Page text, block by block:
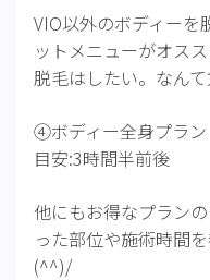
VIO以外のボディーを
ットメニューがオス
脱毛はしたい。なんて
④ボディー全身プ
目安:3時間半前後
他にもお得なプラン
った部位や施術時間
(^^)/